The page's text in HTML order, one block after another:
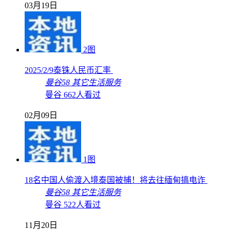
03月19日
2图
2025/2/9泰铢人民币汇率
曼谷58 其它生活服务
曼谷 662人看过
02月09日
1图
18名中国人偷渡入境泰国被捕！将去往缅甸搞电诈
曼谷58 其它生活服务
曼谷 522人看过
11月20日